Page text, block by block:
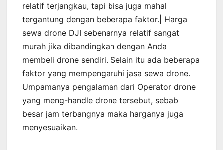
relatif terjangkau, tapi bisa juga mahal
tergantung dengan beberapa faktor.| Harga
sewa drone DJI sebenarnya relatif sangat
murah jika dibandingkan dengan Anda
membeli drone sendiri. Selain itu ada beberapa
faktor yang mempengaruhi jasa sewa drone.
Umpamanya pengalaman dari Operator drone
yang meng-handle drone tersebut, sebab
besar jam terbangnya maka harganya juga
menyesuaikan.